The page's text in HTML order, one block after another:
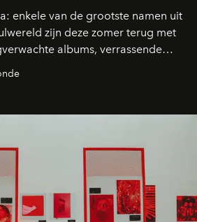
enkele van de grootste namen uit
zijn deze zomer terug met
albums, verrassende
nieuwe projecten: dit zijn
mag missen.